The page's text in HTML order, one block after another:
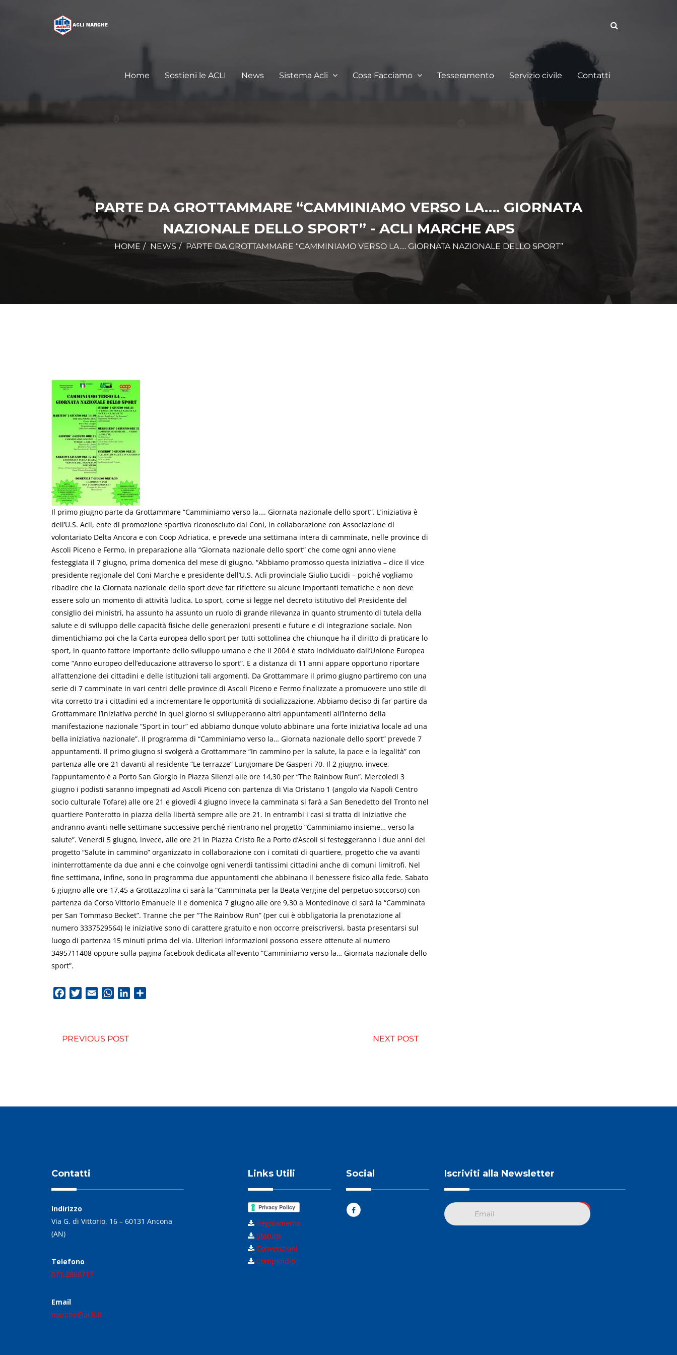
Home Sostieni le ACLI News Sistema Acli Cosa Facciamo Tesseramento Servizio civile Contatti
PARTE DA GROTTAMMARE “CAMMINIAMO VERSO LA…. GIORNATA
NAZIONALE DELLO SPORT” - ACLI MARCHE APS
HOME NEWS PARTE DA GROTTAMMARE “CAMMINIAMO VERSO LA…. GIORNATA NAZIONALE DELLO SPORT”
Il primo giugno parte da Grottammare “Camminiamo verso la…. Giornata nazionale dello sport”. L’iniziativa è
dell’U.S. Acli, ente di promozione sportiva riconosciuto dal Coni, in collaborazione con Associazione di
volontariato Delta Ancora e con Coop Adriatica, e prevede una settimana intera di camminate, nelle province di
Ascoli Piceno e Fermo, in preparazione alla “Giornata nazionale dello sport” che come ogni anno viene
festeggiata il 7 giugno, prima domenica del mese di giugno. “Abbiamo promosso questa iniziativa – dice il vice
presidente regionale del Coni Marche e presidente dell’U.S. Acli provinciale Giulio Lucidi – poiché vogliamo
ribadire che la Giornata nazionale dello sport deve far riflettere su alcune importanti tematiche e non deve
essere solo un momento di attività ludica. Lo sport, come si legge nel decreto istitutivo del Presidente del
consiglio dei ministri, ha assunto ha assunto un ruolo di grande rilevanza in quanto strumento di tutela della
salute e di sviluppo delle capacità fisiche delle generazioni presenti e future e di integrazione sociale. Non
dimentichiamo poi che la Carta europea dello sport per tutti sottolinea che chiunque ha il diritto di praticare lo
sport, in quanto fattore importante dello sviluppo umano e che il 2004 è stato individuato dall’Unione Europea
come “Anno europeo dell’educazione attraverso lo sport”. E a distanza di 11 anni appare opportuno riportare
all’attenzione dei cittadini e delle istituzioni tali argomenti. Da Grottammare il primo giugno partiremo con una
serie di 7 camminate in vari centri delle province di Ascoli Piceno e Fermo finalizzate a promuovere uno stile di
vita corretto tra i cittadini ed a incrementare le opportunità di socializzazione. Abbiamo deciso di far partire da
Grottammare l’iniziativa perché in quel giorno si svilupperanno altri appuntamenti all’interno della
manifestazione nazionale “Sport in tour” ed abbiamo dunque voluto abbinare una forte iniziativa locale ad una
bella iniziativa nazionale”. Il programma di “Camminiamo verso la… Giornata nazionale dello sport” prevede 7
appuntamenti. Il primo giugno si svolgerà a Grottammare “In cammino per la salute, la pace e la legalità” con
partenza alle ore 21 davanti al residente “Le terrazze” Lungomare De Gasperi 70. Il 2 giugno, invece,
l’appuntamento è a Porto San Giorgio in Piazza Silenzi alle ore 14,30 per “The Rainbow Run”. Mercoledì 3
giugno i podisti saranno impegnati ad Ascoli Piceno con partenza di Via Oristano 1 (angolo via Napoli Centro
socio culturale Tofare) alle ore 21 e giovedì 4 giugno invece la camminata si farà a San Benedetto del Tronto nel
quartiere Ponterotto in piazza della libertà sempre alle ore 21. In entrambi i casi si tratta di iniziative che
andranno avanti nelle settimane successive perché rientrano nel progetto “Camminiamo insieme… verso la
salute”. Venerdì 5 giugno, invece, alle ore 21 in Piazza Cristo Re a Porto d’Ascoli si festeggeranno i due anni del
progetto “Salute in cammino” organizzato in collaborazione con i comitati di quartiere, progetto che va avanti
ininterrottamente da due anni e che coinvolge ogni venerdì tantissimi cittadini anche di comuni limitrofi. Nel
fine settimana, infine, sono in programma due appuntamenti che abbinano il benessere fisico alla fede. Sabato
6 giugno alle ore 17,45 a Grottazzolina ci sarà la “Camminata per la Beata Vergine del perpetuo soccorso) con
partenza da Corso Vittorio Emanuele II e domenica 7 giugno alle ore 9,30 a Montedinove ci sarà la “Camminata
per San Tommaso Becket”. Tranne che per “The Rainbow Run” (per cui è obbligatoria la prenotazione al
numero 3337529564) le iniziative sono di carattere gratuito e non occorre preiscriversi, basta presentarsi sul
luogo di partenza 15 minuti prima del via. Ulteriori informazioni possono essere ottenute al numero
3495711408 oppure sulla pagina facebook dedicata all’evento “Camminiamo verso la… Giornata nazionale dello
sport”.
FacebookTwitterEmail WhatsApp
LinkedIn
PREVIOUS POST NEXT POST
Contatti
Indirizzo
Via G. di Vittorio, 16 – 60131 Ancona
(AN)
Telefono
071.2868717
Email
marche@acli.it
Links Utili
Regolamento
Statuto
Convenzioni
Compendio
Social Iscriviti alla Newsletter